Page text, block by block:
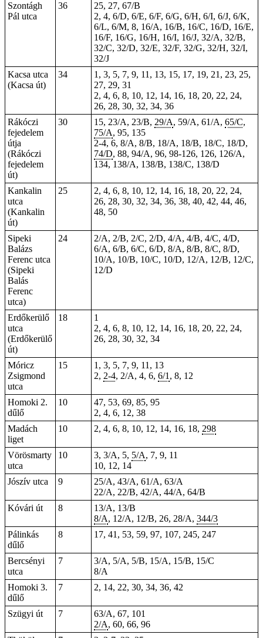
Szontágh
Pál utca
36
25, 27, 67/B
2, 4, 6/D, 6/E, 6/F, 6/G, 6/H, 6/I, 6/J, 6/K,
6/L, 6/M, 8, 16/A, 16/B, 16/C, 16/D, 16/E,
16/F, 16/G, 16/H, 16/I, 16/J, 32/A, 32/B,
32/C, 32/D, 32/E, 32/F, 32/G, 32/H, 32/I,
32/J
Kacsa utca
(Kacsa út)
34
1, 3, 5, 7, 9, 11, 13, 15, 17, 19, 21, 23, 25,
27, 29, 31
2, 4, 6, 8, 10, 12, 14, 16, 18, 20, 22, 24,
26, 28, 30, 32, 34, 36
Rákóczi
fejedelem
útja
(Rákóczi
fejedelem
út)
30 15, 23/A, 23/B, 29/A, 59/A, 61/A, 65/C,
75/A, 95, 135
2-4, 6, 8/A, 8/B, 18/A, 18/B, 18/C, 18/D,
74/D, 88, 94/A, 96, 98-126, 126, 126/A,
134, 138/A, 138/B, 138/C, 138/D
Kankalin
utca
(Kankalin
út)
25
2, 4, 6, 8, 10, 12, 14, 16, 18, 20, 22, 24,
26, 28, 30, 32, 34, 36, 38, 40, 42, 44, 46,
48, 50
Sipeki
Balázs
Ferenc utca
(Sipeki
Balás
Ferenc
utca)
24
2/A, 2/B, 2/C, 2/D, 4/A, 4/B, 4/C, 4/D,
6/A, 6/B, 6/C, 6/D, 8/A, 8/B, 8/C, 8/D,
10/A, 10/B, 10/C, 10/D, 12/A, 12/B, 12/C,
12/D
Erdőkerülő
utca
(Erdőkerülő
út)
18
1
2, 4, 6, 8, 10, 12, 14, 16, 18, 20, 22, 24,
26, 28, 30, 32, 34
Móricz
Zsigmond
utca
15
1, 3, 5, 7, 9, 11, 13
2, 2-4, 2/A, 4, 6, 6/1 , 8, 12
Homoki 2.
dűlő
10
47, 53, 69, 85, 95
2, 4, 6, 12, 38
Madách
liget
10 2, 4, 6, 8, 10, 12, 14, 16, 18, 298
Vörösmarty
utca
10 3, 3/A, 5, 5/A, 7, 9, 11
10, 12, 14
Jószív utca
9
25/A, 43/A, 61/A, 63/A
22/A, 22/B, 42/A, 44/A, 64/B
Kóvári út
8
13/A, 13/B
8/A, 12/A, 12/B, 26, 28/A, 344/3
Pálinkás
dűlő
8 17, 41, 53, 59, 97, 107, 245, 247
Bercsényi
utca
7
3/A, 5/A, 5/B, 15/A, 15/B, 15/C
8/A
Homoki 3.
dűlő
7 2, 14, 22, 30, 34, 36, 42
Szügyi út 7 63/A, 67, 101
2/A, 60, 66, 96